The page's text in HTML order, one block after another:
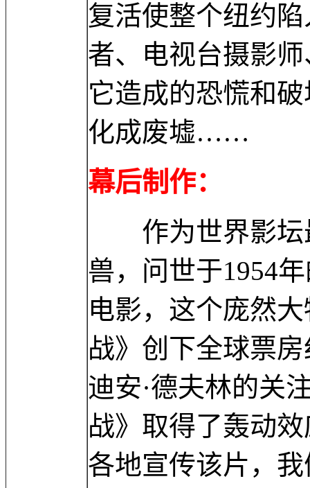
复活使整个纽约
者、电视台摄影
它造成的恐慌和
化成废墟……
幕后制作：
作为世界影坛
兽，问世于1954
电影，这个庞然
战》创下全球票
迪安·德夫林的关
战》取得了轰动
各地宣传该片，